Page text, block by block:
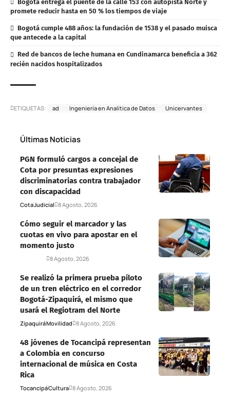
Bogotá entrega el puente de la calle 153 con autopista Norte y
promete reducir hasta en 50 % los tiempos de viaje
Bogotá cumple 488 años: la fundación de 1538 y el pasado muisca
que antecede a la capital
Red de bancos de leche humana en Cundinamarca beneficia a 362
recién nacidos hospitalizados
ETIQUETAS: ad Ingeniería en Analítica de Datos Unicervantes
Últimas Noticias
PGN formuló cargos a concejal de
Cota por presuntas expresiones
discriminatorias contra trabajador
con discapacidad
CotaJudicial 8 Agosto, 2026
Cómo seguir el marcador y las
cuotas en vivo para apostar en el
momento justo
8 Agosto, 2026
Se realizó la primera prueba piloto
de un tren eléctrico en el corredor
Bogotá-Zipaquirá, el mismo que
usará el Regiotram del Norte
ZipaquiráMovilidad 8 Agosto, 2026
48 jóvenes de Tocancipá representan
a Colombia en concurso
internacional de música en Costa
Rica
TocancipáCultura 8 Agosto, 2026